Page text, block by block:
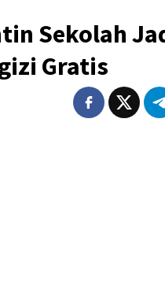
Sekolah
Gratis